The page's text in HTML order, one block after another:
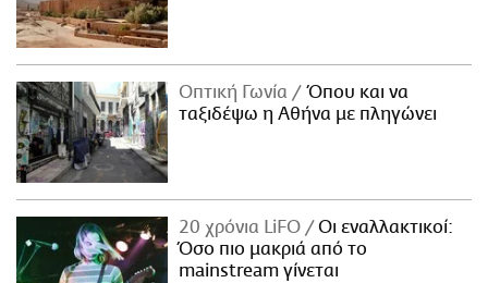
Οπτική Γωνία
Όπου και να
ταξιδέψω η Αθήνα με πληγώνει
20 χρόνια LiFO
Οι εναλλακτικοί:
Όσο πιο μακριά από το
mainstream γίνεται